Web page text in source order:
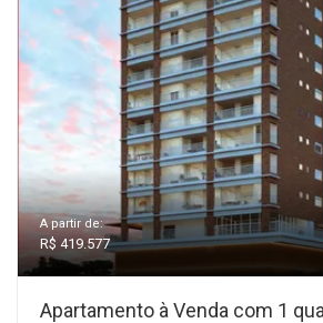
A partir de:
R$ 419.577
Apartamento à Venda com 1